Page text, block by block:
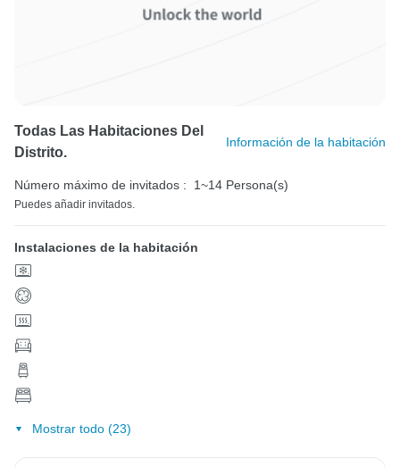
Todas Las Habitaciones Del
Distrito.
Información de la habitación
Número máximo de invitados : 1~14 Persona(s)
Puedes añadir invitados.
Instalaciones de la habitación
Mostrar todo (23)